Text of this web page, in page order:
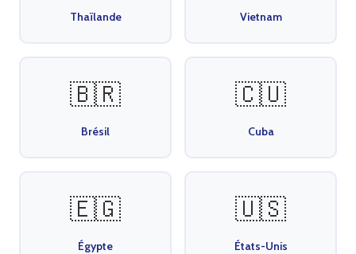
Thaïlande Vietnam
🇧🇷
Brésil
🇨🇺
Cuba
🇪🇬
Égypte
🇺🇸
États-Unis